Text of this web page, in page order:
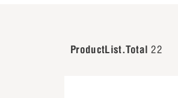
ProductList.Total 22